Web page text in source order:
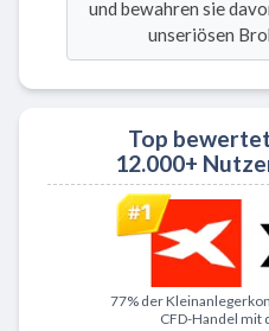
und bewahren sie
unseriösen
Top
12.000+
Zu XTB
77% der
CFD-Handel mit